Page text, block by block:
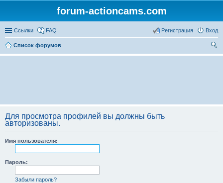
forum-actioncams.com
Ссылки FAQ Вход
Регистрация
Список форумов
ои
Для просмотра профилей вы должны быть
авторизованы.
Имя пользователя:
Пароль:
Забыли пароль?